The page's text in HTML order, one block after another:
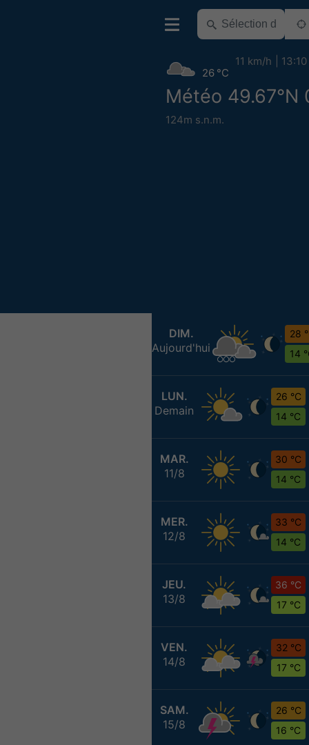
Météo 49.67°N
124m s.n.m.
26 °C
11 km/h 13:10
DIM.
Aujourd'hui
28
14
LUN.
Demain
26 °C
14 °C
MAR.
11/8
30 °C
14 °C
MER.
12/8
33 °C
14 °C
JEU.
13/8
36 °C
17 °C
VEN.
14/8
32 °C
17 °C
SAM.
15/8
26 °C
16 °C